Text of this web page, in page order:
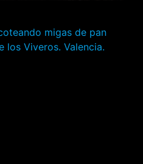
migas de pan
los Viveros. Valencia.